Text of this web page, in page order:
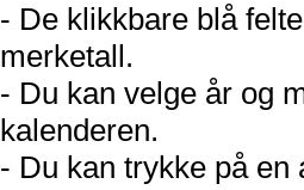
- De klikkbare blå
merketall.
- Du kan velge år og
kalenderen.
- Du kan trykke på en